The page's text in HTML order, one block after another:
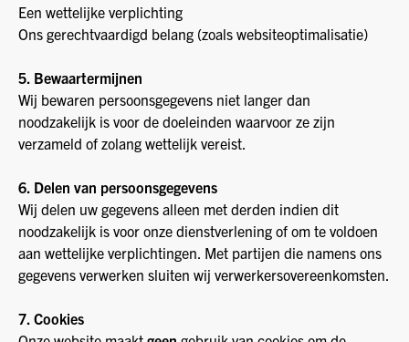
Een wettelijke verplichting
Ons gerechtvaardigd belang (zoals websiteoptimalisatie)
5. Bewaartermijnen
Wij bewaren persoonsgegevens niet langer dan
noodzakelijk is voor de doeleinden waarvoor ze zijn
verzameld of zolang wettelijk vereist.
6. Delen van persoonsgegevens
Wij delen uw gegevens alleen met derden indien dit
noodzakelijk is voor onze dienstverlening of om te voldoen
aan wettelijke verplichtingen. Met partijen die namens ons
gegevens verwerken sluiten wij verwerkersovereenkomsten.
7. Cookies